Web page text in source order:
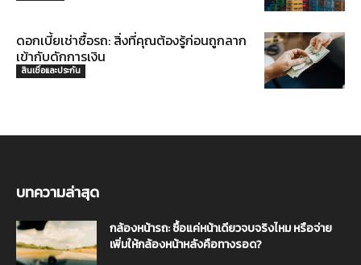
ดอกเบี้ยเช่าซื้อรถ: สิ่งที่คุณต้องรู้ก่อนถูกลาก
เข้ากับดักการเงิน
สินเชื่อและประกัน
บทความล่าสุด
กล้องหน้ารถ: ซื้อแค่หน้าเดียวจบจริงไหม หรือจ่าย
เพิ่มให้กล้องหน้าหลังคือทางรอด?